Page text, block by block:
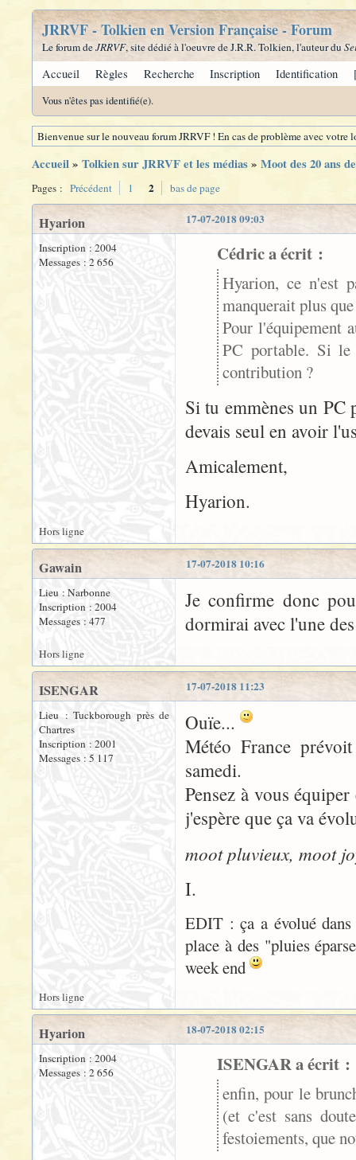
JRRVF - Tolkien en Version Française - Forum
Le forum deJRRVF, site dédié à l'oeuvre de J.R.R. Tolkien, l'auteur du
Accueil Règles Recherche Inscription Identification
Vous n'êtes pas identifié(e).
Bienvenue sur le nouveau forum JRRVF ! En cas de problème avec
Accueil» Tolkien sur JRRVF et les médias» Moot des 20 ans
Pages : Précédent 1 2 bas de page
17-07-2018 09:03
Hyarion
Inscription : 2004
Messages : 2 656
Cédric a écrit :
Hyarion, ce n'est
manquerait plus
Pour l'équipement
PC portable. Si le
contribution ?
Si tu emmènes un PC
devais seul en avoir
Amicalement,
Hyarion.
Hors ligne
17-07-2018 10:16
Gawain
Lieu : Narbonne
Inscription : 2004
Messages : 477
Je confirme donc
dormirai avec l'une
Hors ligne
17-07-2018 11:23
ISENGAR
Lieu : Tuckborough près de
Chartres
Inscription : 2001
Messages : 5 117
Ouïe...
Météo France
samedi.
Pensez à vous
j'espère que ça va
moot pluvieux, moot
I.
EDIT : ça a évolué dans
place à des "pluies
week end
Hors ligne
18-07-2018 02:15
Hyarion
Inscription : 2004
Messages : 2 656
ISENGAR a écrit :
enfin, pour le
(et c'est sans
festoiements, que